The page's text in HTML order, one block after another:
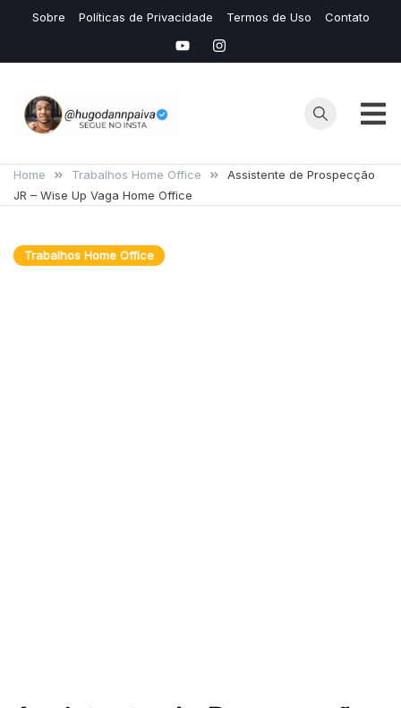
content
Sobre Políticas de Privacidade Termos de Uso Contato
Hugo
Dann
Conteudos de
IAS e Avaliação
Lucrativas
Home Trabalhos Home Office
Assistente de Prospecção
JR – Wise Up Vaga Home Office
Trabalhos Home Office